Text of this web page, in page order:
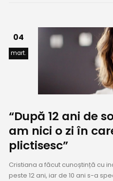
04
mart.
“După 12 ani de
am nici o zi în
plictisesc”
Cristiana a făcut cunoștință cu
peste 12 ani, iar de 10 ani s-a